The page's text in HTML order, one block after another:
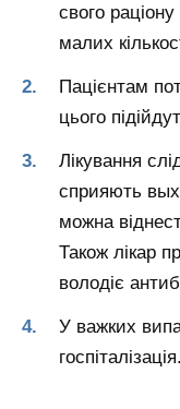
свого
малих
Пацієнтам
цього
Лікування
сприяють
можна
Також лікар
володіє
У важких
госпіталізація.